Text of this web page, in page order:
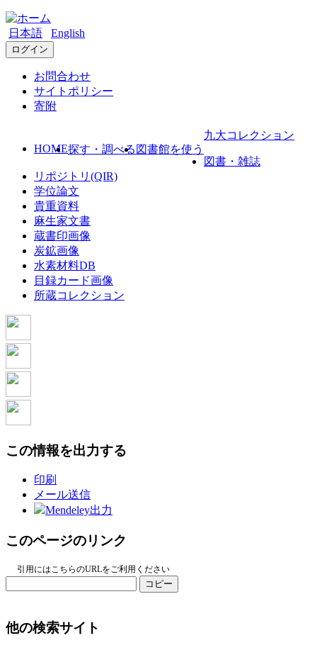
日本語 English
ログイン
お問合わせ
サイトポリシー
寄附
HOME探す・調べる 図書館を使う
九大コレクション
図書・雑誌
リポジトリ(QIR)
学位論文
貴重資料
麻生家文書
蔵書印画像
炭鉱画像
水素材料DB
目録カード画像
所蔵コレクション
この情報を出力する
印刷
メール送信
Mendeley出力
このページのリンク
引用にはこちらのURLをご利用ください
コピー
他の検索サイト